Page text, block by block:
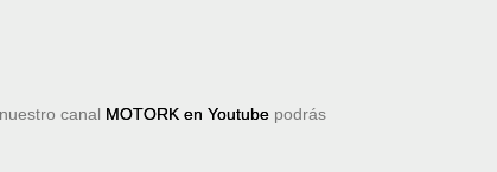
canal MOTORK en Youtube podrás